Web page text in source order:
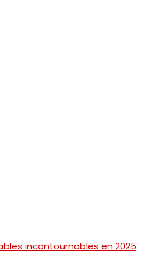
incontournables en 2025